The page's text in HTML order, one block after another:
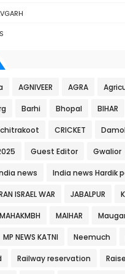
AGNIVEER AGRA
Barhi Bhopal BIHAR
chitrakoot CRICKET
Guest Editor Gwalior
news India news Hardik
ISRAEL WAR JABALPUR
MAHAKMBH MAIHAR
MP NEWS KATNI Neemuch
Railway reservation